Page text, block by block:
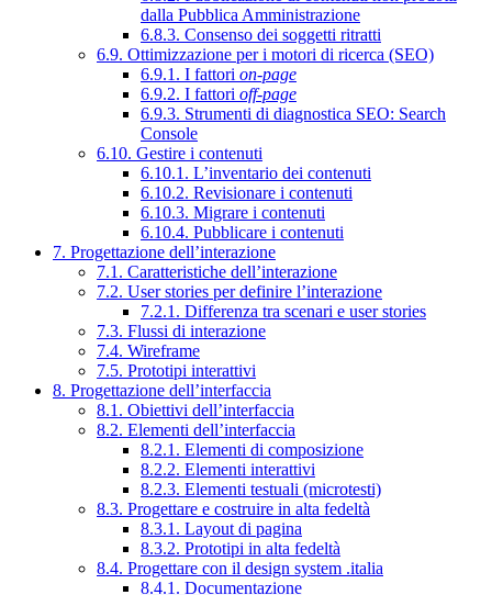
dalla Pubblica Amministrazione
6.8.3. Consenso dei soggetti ritratti
6.9. Ottimizzazione per i motori di ricerca (SEO)
6.9.1. I fattori on-page
6.9.2. I fattori off-page
6.9.3. Strumenti di diagnostica SEO: Search
Console
6.10. Gestire i contenuti
6.10.1. L’inventario dei contenuti
6.10.2. Revisionare i contenuti
6.10.3. Migrare i contenuti
6.10.4. Pubblicare i contenuti
7. Progettazione dell’interazione
7.1. Caratteristiche dell’interazione
7.2. User stories per definire l’interazione
7.2.1. Differenza tra scenari e user stories
7.3. Flussi di interazione
7.4. Wireframe
7.5. Prototipi interattivi
8. Progettazione dell’interfaccia
8.1. Obiettivi dell’interfaccia
8.2. Elementi dell’interfaccia
8.2.1. Elementi di composizione
8.2.2. Elementi interattivi
8.2.3. Elementi testuali (microtesti)
8.3. Progettare e costruire in alta fedeltà
8.3.1. Layout di pagina
8.3.2. Prototipi in alta fedeltà
8.4. Progettare con il design system .italia
8.4.1. Documentazione